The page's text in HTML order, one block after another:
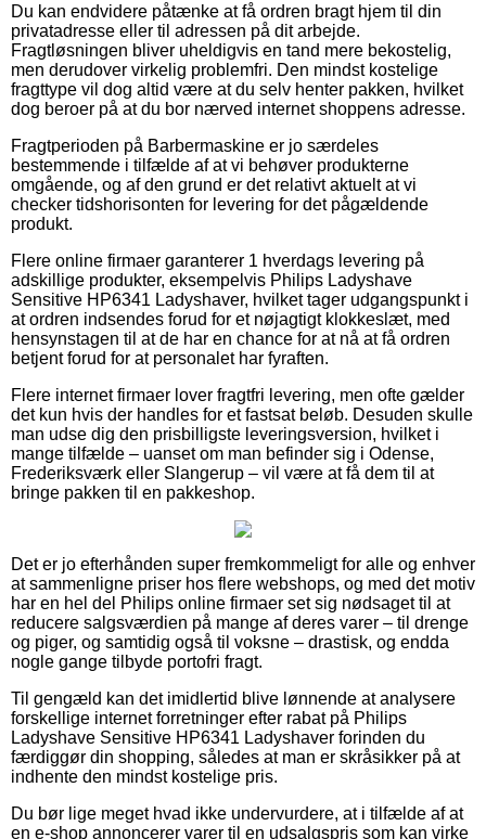
Du kan endvidere påtænke at få ordren bragt hjem til din
privatadresse eller til adressen på dit arbejde.
Fragtløsningen bliver uheldigvis en tand mere bekostelig,
men derudover virkelig problemfri. Den mindst kostelige
fragttype vil dog altid være at du selv henter pakken, hvilket
dog beroer på at du bor nærved internet shoppens adresse.
Fragtperioden på Barbermaskine er jo særdeles
bestemmende i tilfælde af at vi behøver produkterne
omgående, og af den grund er det relativt aktuelt at vi
checker tidshorisonten for levering for det pågældende
produkt.
Flere online firmaer garanterer 1 hverdags levering på
adskillige produkter, eksempelvis Philips Ladyshave
Sensitive HP6341 Ladyshaver, hvilket tager udgangspunkt i
at ordren indsendes forud for et nøjagtigt klokkeslæt, med
hensynstagen til at de har en chance for at nå at få ordren
betjent forud for at personalet har fyraften.
Flere internet firmaer lover fragtfri levering, men ofte gælder
det kun hvis der handles for et fastsat beløb. Desuden skulle
man udse dig den prisbilligste leveringsversion, hvilket i
mange tilfælde – uanset om man befinder sig i Odense,
Frederiksværk eller Slangerup – vil være at få dem til at
bringe pakken til en pakkeshop.
Det er jo efterhånden super fremkommeligt for alle og enhver
at sammenligne priser hos flere webshops, og med det motiv
har en hel del Philips online firmaer set sig nødsaget til at
reducere salgsværdien på mange af deres varer – til drenge
og piger, og samtidig også til voksne – drastisk, og endda
nogle gange tilbyde portofri fragt.
Til gengæld kan det imidlertid blive lønnende at analysere
forskellige internet forretninger efter rabat på Philips
Ladyshave Sensitive HP6341 Ladyshaver forinden du
færdiggør din shopping, således at man er skråsikker på at
indhente den mindst kostelige pris.
Du bør lige meget hvad ikke undervurdere, at i tilfælde af at
en e-shop annoncerer varer til en udsalgspris som kan virke